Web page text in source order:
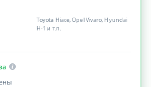
Toyota Hiace, Opel Vivaro, Hyundai
H-1 и т.п.